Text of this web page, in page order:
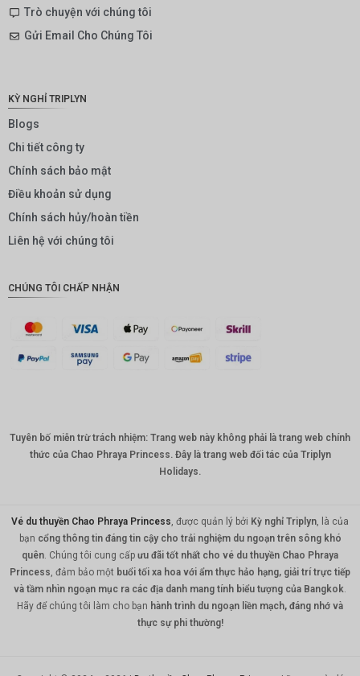
SEK
NZD
AUD
KRW
MYR
PHP
SGD
USD
Trò chuyện với chúng tôi
Gửi Email Cho Chúng Tôi
KỲ NGHỈ TRIPLYN
Blogs
Chi tiết công ty
Chính sách bảo mật
Điều khoản sử dụng
Chính sách hủy/hoàn tiền
Liên hệ với chúng tôi
CHÚNG TÔI CHẤP NHẬN
Tuyên bố miễn trừ trách nhiệm: Trang web này không phải là trang web chính
thức của Chao Phraya Princess. Đây là trang web đối tác của Triplyn
Holidays.
Vé du thuyền Chao Phraya Princess, được quản lý bởi Kỳ nghỉ Triplyn, là của
bạn cổng thông tin đáng tin cậy cho trải nghiệm du ngoạn trên sông khó
quên. Chúng tôi cung cấp ưu đãi tốt nhất cho vé du thuyền Chao Phraya
Princess, đảm bảo một buổi tối xa hoa với ẩm thực hảo hạng, giải trí trực tiếp
và tầm nhìn ngoạn mục ra các địa danh mang tính biểu tượng của Bangkok.
Hãy để chúng tôi làm cho bạn hành trình du ngoạn liền mạch, đáng nhớ và
thực sự phi thường!